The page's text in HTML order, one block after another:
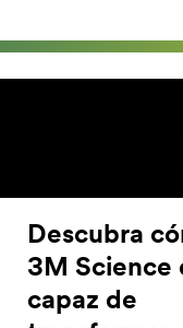
Descubra
3M Science
capaz de